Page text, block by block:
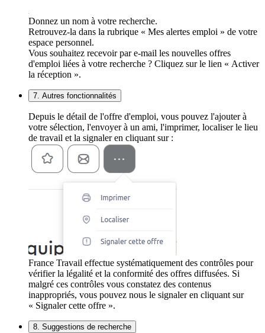
Donnez un nom à votre recherche.
Retrouvez-la dans la rubrique « Mes alertes emploi » de votre
espace personnel.
Vous souhaitez recevoir par e-mail les nouvelles offres
d'emploi liées à votre recherche ? Cliquez sur le lien « Activer
la réception ».
7. Autres fonctionnalités
Depuis le détail de l'offre d'emploi, vous pouvez l'ajouter à
votre sélection, l'envoyer à un ami, l'imprimer, localiser le lieu
de travail et la signaler en cliquant sur :
France Travail effectue systématiquement des contrôles pour
vérifier la légalité et la conformité des offres diffusées. Si
malgré ces contrôles vous constatez des contenus
inappropriés, vous pouvez nous le signaler en cliquant sur
« Signaler cette offre ».
8. Suggestions de recherche